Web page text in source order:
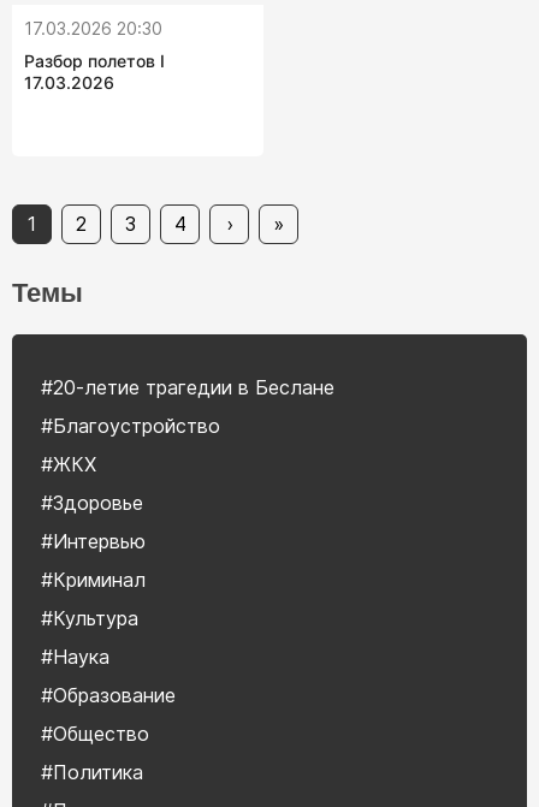
17.03.2026 20:30
Разбор полетов I
17.03.2026
1 2 3 4 › »
Темы
#20-летие трагедии в Беслане
#Благоустройство
#ЖКХ
#Здоровье
#Интервью
#Криминал
#Культура
#Наука
#Образование
#Общество
#Политика